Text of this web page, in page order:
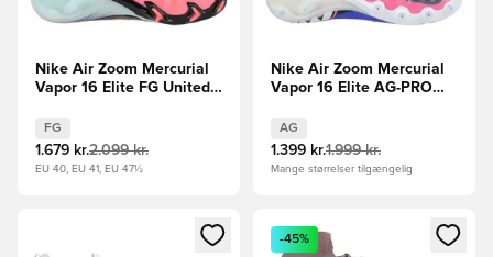
Nike Air Zoom Mercurial
Vapor 16 Elite FG United -
FG
1.679 kr.2.099 kr.
EU 40, EU 41, EU 47½
Nike Air Zoom Mercurial
Vapor 16 Elite AG-PRO
AG
1.399 kr.1.999 kr.
Mange størrelser tilgængelig
Åbner en Modal til at logge ind eller tilmelde dig som
Åbner en Modal til at logge
-45%